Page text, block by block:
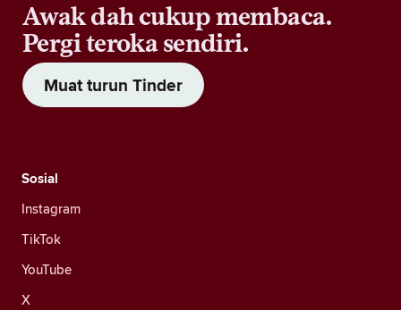
Awak dah cukup membaca.
Pergi teroka sendiri.
Muat turun Tinder
Sosial
Instagram
TikTok
YouTube
X